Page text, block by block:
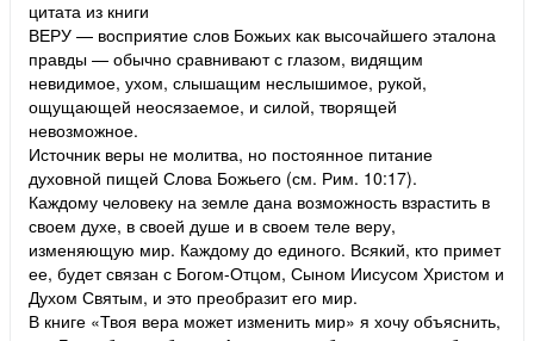
цитата из книги
ВЕРУ — восприятие слов Божьих как высочайшего эталона
правды — обычно сравнивают с глазом, видящим
невидимое, ухом, слышащим неслышимое, рукой,
ощущающей неосязаемое, и силой, творящей
невозможное.
Источник веры не молитва, но постоянное питание
духовной пищей Слова Божьего (см. Рим. 10:17).
Каждому человеку на земле дана возможность взрастить в
своем духе, в своей душе и в своем теле веру,
изменяющую мир. Каждому до единого. Всякий, кто примет
ее, будет связан с Богом-Отцом, Сыном Иисусом Христом и
Духом Святым, и это преобразит его мир.
В книге «Твоя вера может изменить мир» я хочу объяснить,